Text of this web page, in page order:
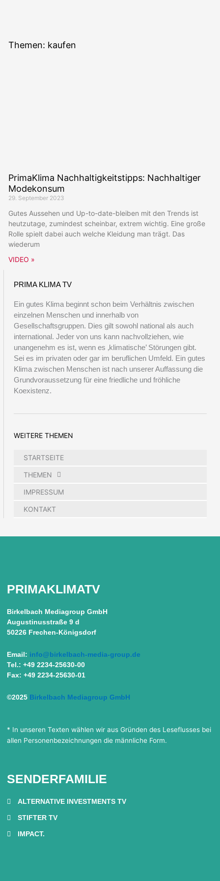
Adam Opel, Gründer der Firma
Themen: kaufen
PrimaKlima Nachhaltigkeitstipps: Nachhaltiger
Modekonsum
29. September 2023
Gutes Aussehen und Up-to-date-bleiben mit den Trends ist
heutzutage, zumindest scheinbar, extrem wichtig. Eine große
Rolle spielt dabei auch welche Kleidung man trägt. Das
wiederum
VIDEO »
PRIMA KLIMA TV
Ein gutes Klima beginnt schon beim Verhältnis zwischen
einzelnen Menschen und innerhalb von
Gesellschaftsgruppen. Dies gilt sowohl national als auch
international. Jeder von uns kann nachvollziehen, wie
unangenehm es ist, wenn es ‚klimatische’ Störungen gibt.
Sei es im privaten oder gar im beruflichen Umfeld. Ein gutes
Klima zwischen Menschen ist nach unserer Auffassung die
Grundvoraussetzung für eine friedliche und fröhliche
Koexistenz.
WEITERE THEMEN
STARTSEITE
THEMEN
IMPRESSUM
KONTAKT
PRIMAKLIMATV
Birkelbach Mediagroup GmbH
Augustinusstraße 9 d
50226 Frechen-Königsdorf
Email: info@birkelbach-media-group.de
Tel.: +49 2234-25630-00
Fax: +49 2234-25630-01
©2025 Birkelbach Mediagroup GmbH
* In unseren Texten wählen wir aus Gründen des Leseflusses bei
allen Personenbezeichnungen die männliche Form.
SENDERFAMILIE
ALTERNATIVE INVESTMENTS TV
STIFTER TV
IMPACT.